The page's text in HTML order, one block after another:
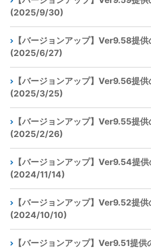
(2025/9/30)
【バージョンアップ】Ver9.58提
(2025/6/27)
【バージョンアップ】Ver9.56提
(2025/3/25)
【バージョンアップ】Ver9.55提
(2025/2/26)
【バージョンアップ】Ver9.54提
(2024/11/14)
【バージョンアップ】Ver9.52提
(2024/10/10)
【バージョンアップ】Ver9.51提供